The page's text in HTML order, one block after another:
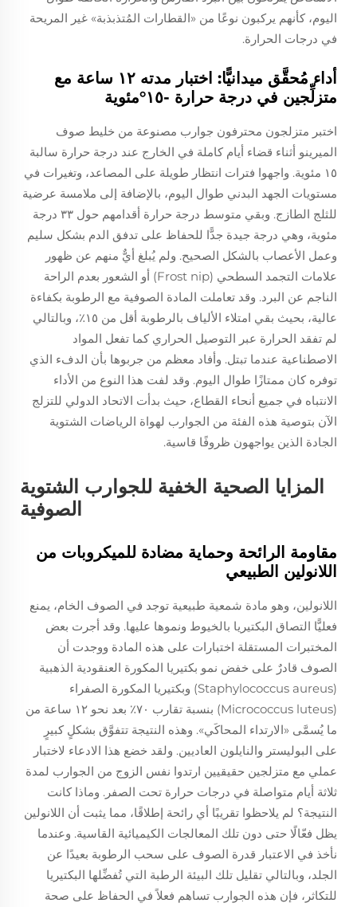
اليوم، كأنهم يركبون نوعًا من «القطارات المُتذبذبة» غير المريحة
في درجات الحرارة.
أداء مُحقَّق ميدانيًّا: اختبار مدته ١٢ ساعة مع
متزلِّجين في درجة حرارة -١٥°مئوية
اختبر متزلجون محترفون جوارب مصنوعة من خليط صوف
الميرينو أثناء قضاء أيام كاملة في الخارج عند درجة حرارة سالبة
١٥ مئوية. واجهوا فترات انتظار طويلة على المصاعد، وتغيرات في
مستويات الجهد البدني طوال اليوم، بالإضافة إلى ملامسة عرضية
للثلج الطازج. وبقي متوسط درجة حرارة أقدامهم حول ٣٣ درجة
مئوية، وهي درجة جيدة جدًّا للحفاظ على تدفق الدم بشكل سليم
وعمل الأعصاب بالشكل الصحيح. ولم يُبلغ أيٌّ منهم عن ظهور
علامات التجمد السطحي (Frost nip) أو الشعور بعدم الراحة
الناجم عن البرد. وقد تعاملت المادة الصوفية مع الرطوبة بكفاءة
عالية، بحيث بقي امتلاء الألياف بالرطوبة أقل من ١٥٪، وبالتالي
لم تفقد الحرارة عبر التوصيل الحراري كما تفعل المواد
الاصطناعية عندما تبتل. وأفاد معظم من جربوها بأن الدفء الذي
توفره كان ممتازًا طوال اليوم. وقد لفت هذا النوع من الأداء
الانتباه في جميع أنحاء القطاع، حيث بدأت الاتحاد الدولي للتزلج
الآن بتوصية هذه الفئة من الجوارب لهواة الرياضات الشتوية
الجادة الذين يواجهون ظروفًا قاسية.
المزايا الصحية الخفية للجوارب الشتوية
الصوفية
مقاومة الرائحة وحماية مضادة للميكروبات من
اللانولين الطبيعي
اللانولين، وهو مادة شمعية طبيعية توجد في الصوف الخام، يمنع
فعليًّا التصاق البكتيريا بالخيوط ونموها عليها. وقد أجرت بعض
المختبرات المستقلة اختبارات على هذه المادة ووجدت أن
الصوف قادرٌ على خفض نمو بكتيريا المكورة العنقودية الذهبية
(Staphylococcus aureus) وبكتيريا المكورة الصفراء
(Micrococcus luteus) بنسبة تقارب ٧٠٪ بعد نحو ١٢ ساعة من
ما يُسمَّى «الارتداء المحاكَي». وهذه النتيجة تتفوَّق بشكلٍ كبيرٍ
على البوليستر والنايلون العاديين. ولقد خضع هذا الادعاء لاختبار
عملي مع متزلجين حقيقيين ارتدوا نفس الزوج من الجوارب لمدة
ثلاثة أيام متواصلة في درجات حرارة تحت الصفر. وماذا كانت
النتيجة؟ لم يلاحظوا تقريبًا أي رائحة إطلاقًا، مما يثبت أن اللانولين
يظل فعّالًا حتى دون تلك المعالجات الكيميائية القاسية. وعندما
نأخذ في الاعتبار قدرة الصوف على سحب الرطوبة بعيدًا عن
الجلد، وبالتالي تقليل تلك البيئة الرطبة التي تُفضِّلها البكتيريا
للتكاثر، فإن هذه الجوارب تساهم فعلاً في الحفاظ على صحة